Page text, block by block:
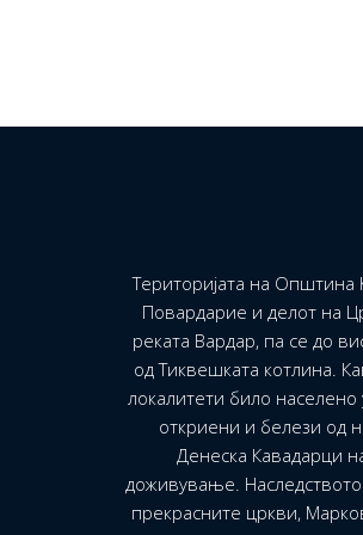
Територијата на Општина
Повардарие и делот на
реката Вардар, па се до
од Тиквешката котлина.
локалитети било
откриени и белези од
Денеска Кавадарци
доживување.
прекрасните цркви,